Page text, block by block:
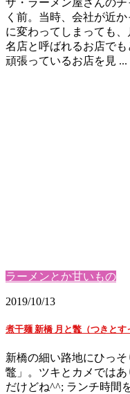
く前。当時、会社が近
に変わってしまっても
名店と呼ばれるお店で
頑張っているお店を見 ...
ラーメンとか甘いもの
2019/10/13
煮干麺 新橋 月と鼈（つきと
新橋の細い路地にひっ
鼈」。ツキとカメでは
だけどね^^; ランチ時間